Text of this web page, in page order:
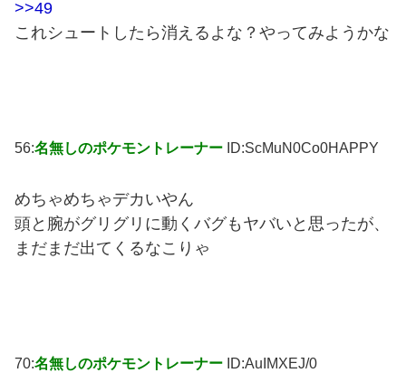
>>49
これシュートしたら消えるよな？やってみようかな
56:名無しのポケモントレーナー ID:ScMuN0Co0HAPPY
めちゃめちゃデカいやん
頭と腕がグリグリに動くバグもヤバいと思ったが、
まだまだ出てくるなこりゃ
70:名無しのポケモントレーナー ID:AuIMXEJ/0